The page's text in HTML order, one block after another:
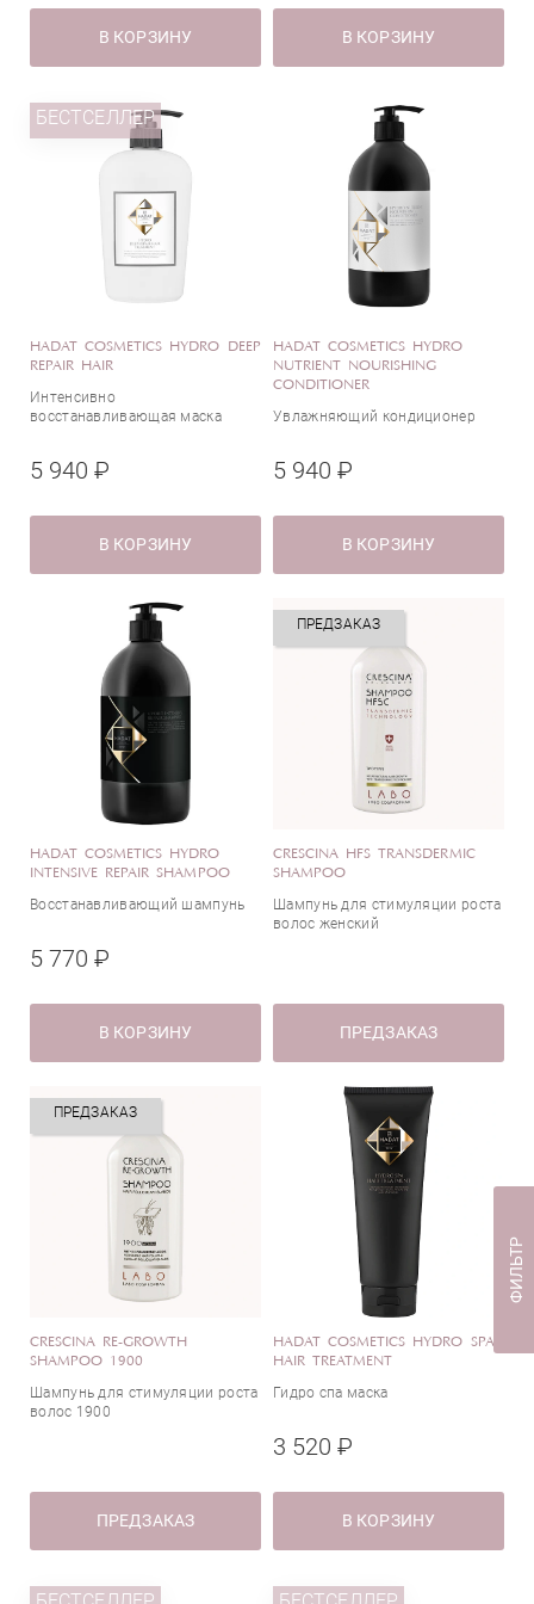
ФИЛЬТР
Страна
Израиль
В КОРЗИНУ В КОРЗИНУ
БЕСТСЕЛЛЕР
HADAT COSMETICS HYDRO DEEP
REPAIR HAIR
Интенсивно
восстанавливающая маска
5 940 ₽
В КОРЗИНУ
HADAT COSMETICS HYDRO
NUTRIENT NOURISHING
CONDITIONER
Увлажняющий кондиционер
5 940 ₽
В КОРЗИНУ
HADAT COSMETICS HYDRO
INTENSIVE REPAIR SHAMPOO
Восстанавливающий шампунь
5 770 ₽
В КОРЗИНУ
ПРЕДЗАКАЗ
CRESCINA HFS TRANSDERMIC
SHAMPOO
Шампунь для стимуляции роста
волос женский
ПРЕДЗАКАЗ
ПРЕДЗАКАЗ
CRESCINA RE-GROWTH
SHAMPOO 1900
Шампунь для стимуляции роста
волос 1900
ПРЕДЗАКАЗ
HADAT COSMETICS HYDRO SPA
HAIR TREATMENT
Гидро спа маска
3 520 ₽
В КОРЗИНУ